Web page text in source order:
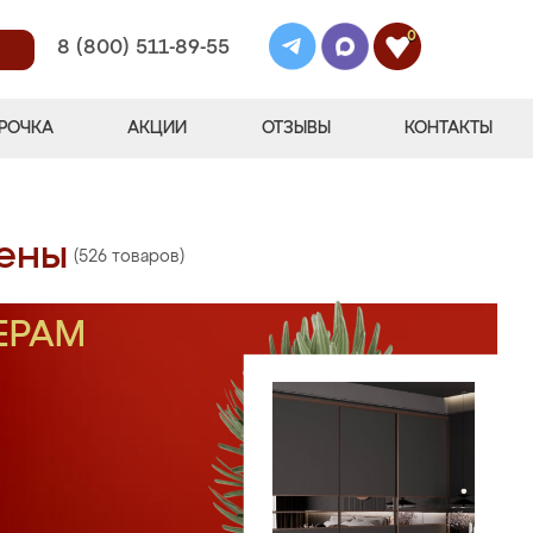
8 (800) 511-89-55
0
АКЦИИ ОТЗЫВЫ КОНТАКТЫ
(526 товаров)